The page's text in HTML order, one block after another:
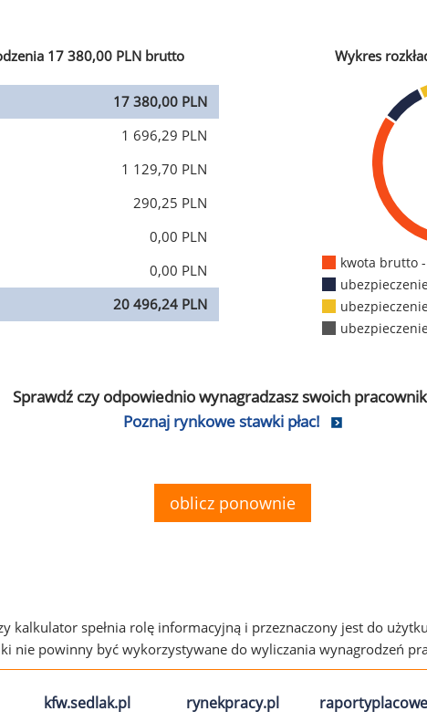
17 380,00 PLN brutto
17 380,00 PLN
1 696,29 PLN
1 129,70 PLN
290,25 PLN
0,00 PLN
0,00 PLN
20 496,24 PLN
Wykres
kwota brutto -
Sprawdź czy odpowiednio wynagradzasz swoich
Poznaj rynkowe stawki płac!
oblicz ponownie
kalkulator spełnia rolę informacyjną i przeznaczony jest do
nie powinny być wykorzystywane do wyliczania wynagrodzeń
kfw.sedlak.pl rynekpracy.pl